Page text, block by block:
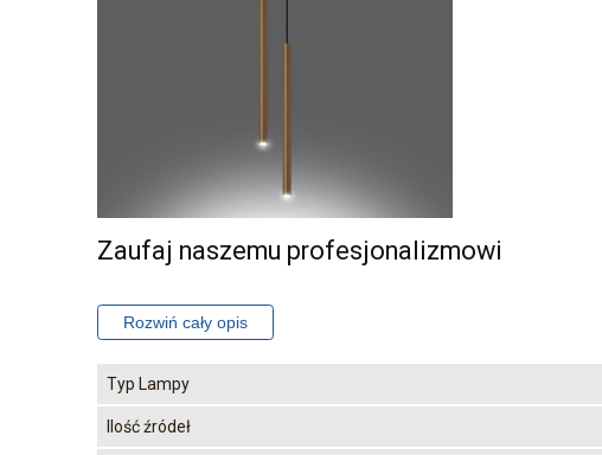
Zaufaj naszemu profesjonalizmowi
Typ Lampy
Ilość źródeł